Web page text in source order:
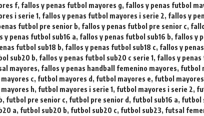
f, fallos y penas futbol mayores g, fallos y penas futbol
i serie 1, fallos y penas futbol mayores i serie 2, fallos y
futbol pre senior b, fallos y penas futbol pre senior c,
y penas futbol sub16 a, fallos y penas futbol sub16 b, fallos y
futbol sub18 b, fallos y penas futbol sub18 c, fallos y
sub20 b, fallos y penas futbol sub20 c serie 1, fallos y
mayores, fallos y penas handball femenino mayores, futbol
c, futbol mayores d , futbol mayores e, futbol
h, futbol mayores i serie 1, futbol mayores i serie 2,
, futbol pre senior c, futbol pre senior d , futbol sub16 a, futbol
a, futbol sub20 b, futbol sub20 c, futbol sub23, futsal